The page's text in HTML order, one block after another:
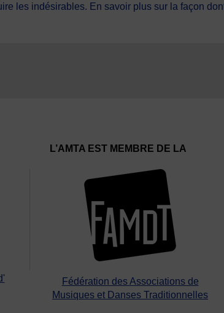
les indésirables. En savoir plus sur la façon
L’AMTA EST MEMBRE DE LA
Fédération des Associations de
Musiques et Danses Traditionnelles